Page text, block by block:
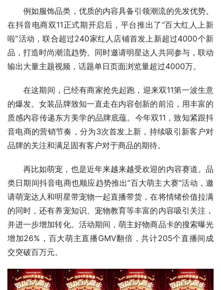
例如服饰品类，优质的内容具备引领潮流的先发优势。
在抖音电商双11正式期开启后，平台推出了“百大红人上新
啦”活动，联合超过240家红人店铺首发上新超过4000个新
品，打造时尚潮流趋势。同时邀请明星达人共同参与，联动
输出大量主题视频，话题单日页面浏览量超过4000万。
在这期间，已经有商家抢先起跑，迎来双11第一波生意
的爆发。女装品牌致知一直走在内容创新的前沿，用丰富的
质感内容传递东方美学的品牌底蕴。今年双11，致知紧跟抖
音电商的营销节奏，分为3次首发上新，持续吸引新客户对
品牌的关注和满足固有客户对于商品的期待。
再比如萌宠，也是近年来越来越受欢迎的内容赛道。品
类日期间抖音电商也顺应趋势推出“百大萌主大赛”活动，邀
请萌宠达人和明星带宠物一起直播带货，在将情绪价值拉满
的同时，还有养宠知识、宠物教育等丰富的内容吸引关注，
并进一步增加转化。活动期间，萌主好物商品卡的搜索曝光
增加26%，百大萌主直播GMV翻倍，共计205个直播间成
交突破百万元。